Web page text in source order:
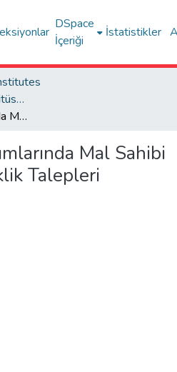
DSpace
İçeriği
İstatistikler
Lisansüstü Eğitim Enstitüsü Tez Koleksiyonu
Gyo İnşaat Yatırımlarında Mal Sahibi Kaynaklı Değişiklik Talepleri
Mal Sahibi
Talepleri